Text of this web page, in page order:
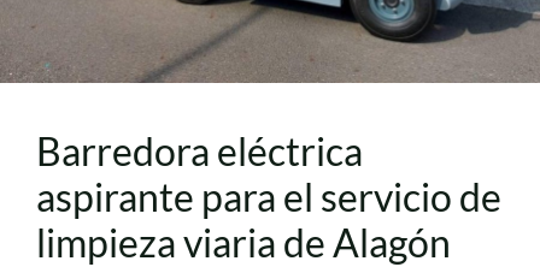
Barredora eléctrica
aspirante para el servicio de
limpieza viaria de Alagón